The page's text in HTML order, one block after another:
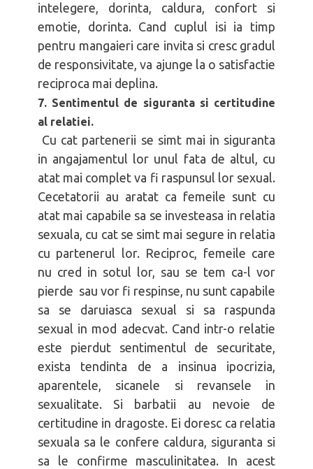
intelegere, dorinta, caldura, confort si
emotie, dorinta. Cand cuplul isi ia timp
pentru mangaieri care invita si cresc gradul
de responsivitate, va ajunge la o satisfactie
reciproca mai deplina.
7. Sentimentul de siguranta si certitudine
al relatiei.
Cu cat partenerii se simt mai in siguranta
in angajamentul lor unul fata de altul, cu
atat mai complet va fi raspunsul lor sexual.
Cecetatorii au aratat ca femeile sunt cu
atat mai capabile sa se investeasa in relatia
sexuala, cu cat se simt mai segure in relatia
cu partenerul lor. Reciproc, femeile care
nu cred in sotul lor, sau se tem ca-l vor
pierde sau vor fi respinse, nu sunt capabile
sa se daruiasca sexual si sa raspunda
sexual in mod adecvat. Cand intr-o relatie
este pierdut sentimentul de securitate,
exista tendinta de a insinua ipocrizia,
aparentele, sicanele si revansele in
sexualitate. Si barbatii au nevoie de
certitudine in dragoste. Ei doresc ca relatia
sexuala sa le confere caldura, siguranta si
sa le confirme masculinitatea. In acest